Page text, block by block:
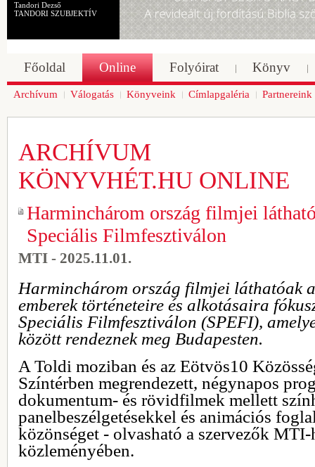
Tandori Dezső
TANDORI SZUBJEKTÍV
Főoldal Online Folyóirat Könyv
Archívum Válogatás Könyveink Címlapgaléria Partnereink
ARCHÍVUM
KÖNYVHÉT.HU ONLINE
Harminchárom ország filmjei
Speciális Filmfesztiválon
MTI - 2025.11.01.
Harminchárom ország filmjei láthatóak
emberek történeteire és alkotásaira
Speciális Filmfesztiválon (SPEFI),
között rendeznek meg Budapesten.
A Toldi moziban és az Eötvös10
Színtérben megrendezett, négynapos
dokumentum- és rövidfilmek mellett
panelbeszélgetésekkel és animációs
közönséget - olvasható a szervezők
közleményében.